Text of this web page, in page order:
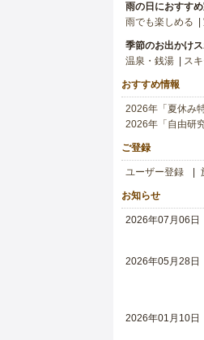
雨の日におすす
雨でも楽しめる
季節のお出かけ
温泉・銭湯
ス
おすすめ情報
2026年「夏休み
2026年「自由研
ご登録
ユーザー登録
お知らせ
2026年07月06日
2026年05月28日
2026年01月10日